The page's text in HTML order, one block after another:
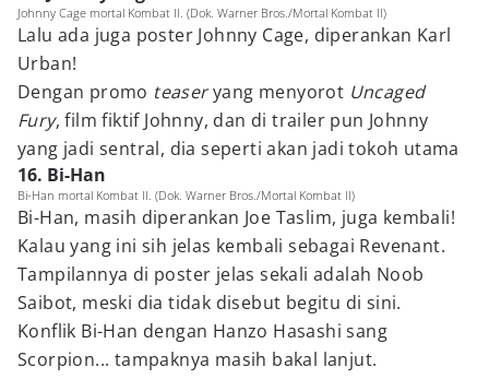
Johnny Cage mortal Kombat II. (Dok. Warner Bros./Mortal Kombat II)
Lalu ada juga poster Johnny Cage, diperankan Karl
Urban!
Dengan promo teaseryang menyorot Uncaged
Fury, film fiktif Johnny, dan di trailer pun Johnny
yang jadi sentral, dia seperti akan jadi tokoh utama
16. Bi-Han
Bi-Han mortal Kombat II. (Dok. Warner Bros./Mortal Kombat II)
Bi-Han, masih diperankan Joe Taslim, juga kembali!
Kalau yang ini sih jelas kembali sebagai Revenant.
Tampilannya di poster jelas sekali adalah Noob
Saibot, meski dia tidak disebut begitu di sini.
Konflik Bi-Han dengan Hanzo Hasashi sang
Scorpion... tampaknya masih bakal lanjut.